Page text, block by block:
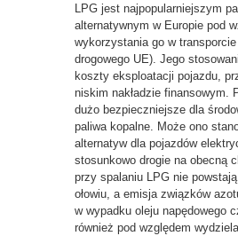
LPG jest najpopularniejszym
alternatywnym w Europie pod
wykorzystania go w
drogowego UE). Jego
koszty eksploatacji pojazdu,
niskim nakładzie finansowym.
dużo bezpieczniejsze dla
paliwa kopalne. Może ono
alternatyw dla pojazdów
stosunkowo drogie na obecną
przy spalaniu LPG nie
ołowiu, a emisja związków
w wypadku oleju napędowego
również pod względem